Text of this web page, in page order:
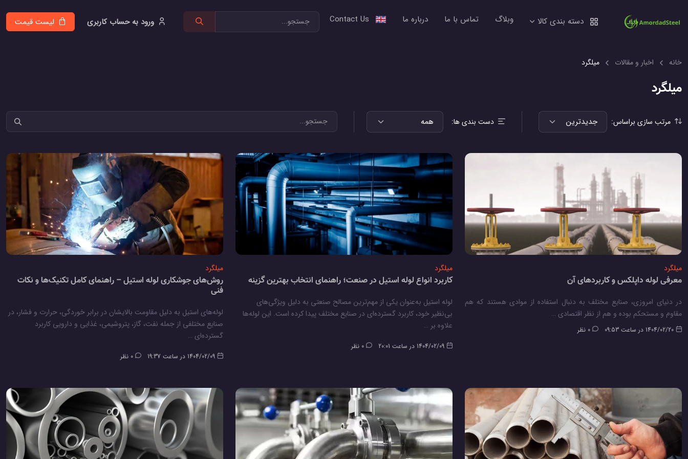
ورود به حساب کاربری لیست قیمت دسته بندی کالا وبلاگ تماس با ما درباره ما
خانه اخبار و مقالات میلگرد
میلگرد
مرتب سازی براساس: دست بندی ها:
میلگرد
معرفی لوله داپلکس و کاربردهای آن
در دنیای امروزی، صنایع مختلف به دنبال استفاده از موادی هستند که هم
مقاوم و مستحکم بوده و هم از نظر اقتصادی …
1404/02/20 در ساعت 09:53 0 نظر
میلگرد
کاربرد انواع لوله استیل در صنعت؛ راهنمای انتخاب بهترین گزینه
لوله استیل به‌عنوان یکی از مهم‌ترین مصالح صنعتی به دلیل ویژگی‌های
بی‌نظیر خود، کاربرد گسترده‌ای در صنایع مختلف پیدا کرده است. این لوله‌ها
علاوه بر …
1404/02/09 در ساعت 20:01 0 نظر
میلگرد
روش‌های جوشکاری لوله استیل – راهنمای کامل تکنیک‌ها و نکات
فنی
لوله‌های استیل به دلیل مقاومت بالایشان در برابر خوردگی، حرارت و فشار، در
صنایع مختلفی از جمله نفت، گاز، پتروشیمی، غذایی و دارویی کاربرد
گسترده‌ای …
1404/02/09 در ساعت 19:37 0 نظر